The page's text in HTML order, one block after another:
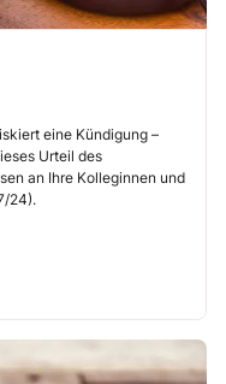
eine Kündigung –
Urteil des
an Ihre Kolleginnen und
24).